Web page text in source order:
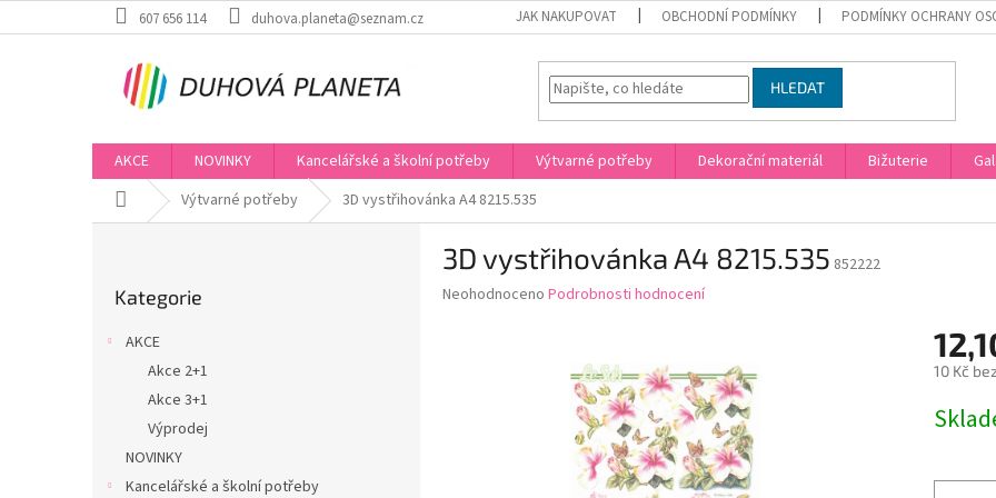
na
607 656 114 duhova.planeta@seznam.cz JAK NAKUPOVAT OBCHODNÍ PODMÍNKY PODMÍNKY OCHRANY
HLEDAT
AKCE NOVINKY Kancelářské a školní potřeby Výtvarné potřeby Dekorační materiál Bižuterie
Domů Výtvarné potřeby 3D vystřihovánka A4 8215.535
kategorie
Kategorie
AKCE
Akce 2+1
Akce 3+1
Výprodej
NOVINKY
Kancelářské a školní potřeby
3D vystřihovánka A4 8215.535 852222
Průměrné
Neohodnoceno Podrobnosti hodnocení
10 Kč
cena: